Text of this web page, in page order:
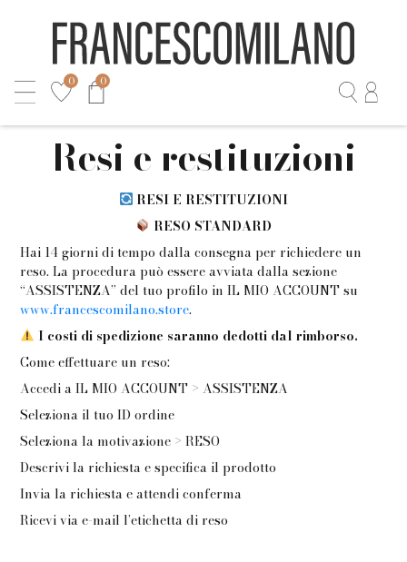
0 0
Resi e restituzioni
RESI E RESTITUZIONI
RESO STANDARD
Hai 14 giorni di tempo dalla consegna per richiedere un
reso. La procedura può essere avviata dalla sezione
“ASSISTENZA” del tuo profilo in IL MIO ACCOUNT su
www.francescomilano.store.
I costi di spedizione saranno dedotti dal rimborso.
Come effettuare un reso:
Accedi a IL MIO ACCOUNT > ASSISTENZA
Seleziona il tuo ID ordine
Seleziona la motivazione > RESO
Descrivi la richiesta e specifica il prodotto
Invia la richiesta e attendi conferma
Ricevi via e-mail l’etichetta di reso